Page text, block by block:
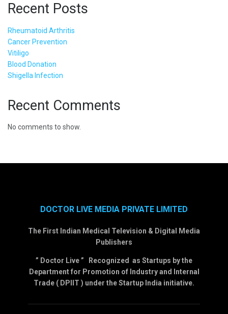
Recent Posts
Rheumatoid Arthritis
Cancer Prevention
Vitiligo
Blood Donation
Shigella Infection
Recent Comments
No comments to show.
DOCTOR LIVE MEDIA PRIVATE LIMITED
The First Indian Medical Television & Digital Media
Publishers
” Doctor Live ” Recognized as Startups by the
Department for Promotion of Industry and Internal
Trade ( DPIIT ) under the Startup India initiative.